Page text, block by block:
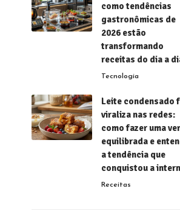
como tendências
gastronômicas de
2026 estão
transformando
receitas do dia a
Tecnologia
Leite condensado
viraliza nas redes:
como fazer uma
equilibrada e
a tendência que
conquistou a
Receitas